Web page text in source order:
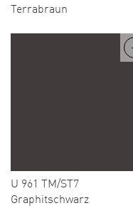
Terrabraun
U 961 TM/ST7
Graphitschwarz